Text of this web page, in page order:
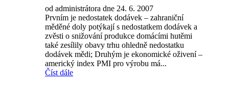
od administrátora dne 24. 6. 2007
Prvním je nedostatek dodávek – zahraniční
měděné doly potýkají s nedostatkem dodávek a
zvěsti o snižování produkce domácími hutěmi
také zesílily obavy trhu ohledně nedostatku
dodávek mědi; Druhým je ekonomické oživení –
americký index PMI pro výrobu má...
Číst dále